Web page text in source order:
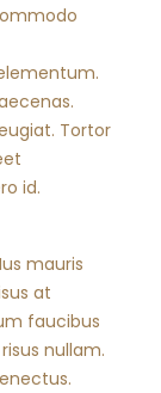
Tortor
id.
mauris
at
faucibus
nullam.